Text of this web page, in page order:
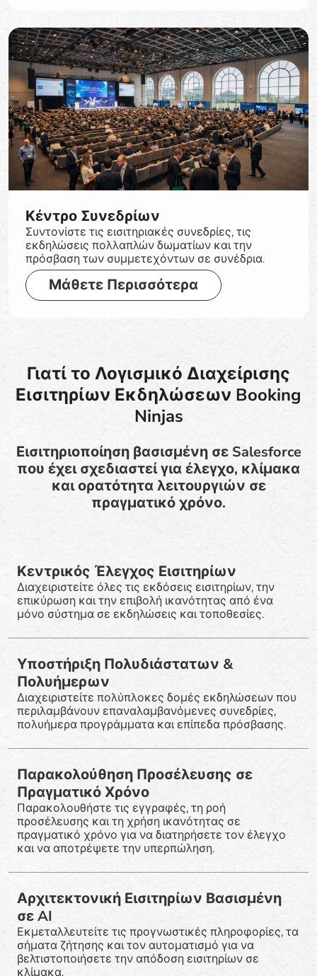
Κέντρο Συνεδρίων
Συντονίστε τις εισιτηριακές συνεδρίες, τις
εκδηλώσεις πολλαπλών δωματίων και την
πρόσβαση των συμμετεχόντων σε συνέδρια.
Μάθετε Περισσότερα
Γιατί το Λογισμικό Διαχείρισης
Εισιτηρίων Εκδηλώσεων Booking
Ninjas
Εισιτηριοποίηση βασισμένη σε Salesforce
που έχει σχεδιαστεί για έλεγχο, κλίμακα
και ορατότητα λειτουργιών σε
πραγματικό χρόνο.
Κεντρικός Έλεγχος Εισιτηρίων
Διαχειριστείτε όλες τις εκδόσεις εισιτηρίων, την
επικύρωση και την επιβολή ικανότητας από ένα
μόνο σύστημα σε εκδηλώσεις και τοποθεσίες.
Υποστήριξη Πολυδιάστατων &
Πολυήμερων
Διαχειριστείτε πολύπλοκες δομές εκδηλώσεων που
περιλαμβάνουν επαναλαμβανόμενες συνεδρίες,
πολυήμερα προγράμματα και επίπεδα πρόσβασης.
Παρακολούθηση Προσέλευσης σε
Πραγματικό Χρόνο
Παρακολουθήστε τις εγγραφές, τη ροή
προσέλευσης και τη χρήση ικανότητας σε
πραγματικό χρόνο για να διατηρήσετε τον έλεγχο
και να αποτρέψετε την υπερπώληση.
Αρχιτεκτονική Εισιτηρίων Βασισμένη
σε AI
Εκμεταλλευτείτε τις προγνωστικές πληροφορίες, τα
σήματα ζήτησης και τον αυτοματισμό για να
βελτιστοποιήσετε την απόδοση εισιτηρίων σε
κλίμακα.